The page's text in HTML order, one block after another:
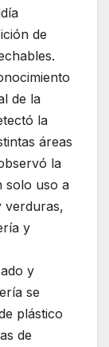
de
de la
la
áreas
la
solo uso a
verduras,
y
y
se
plástico
de